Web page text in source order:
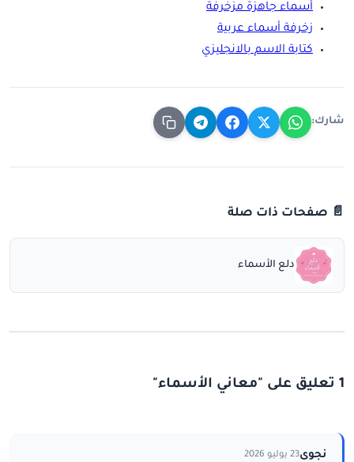
أسماء جاهزة مزخرفة
زخرفة أسماء عربية
كتابة الاسم بالانجليزي
شارك:
📄 صفحات ذات صلة
دلع الأسماء
1 تعليق على "معاني الأسماء"
نجوى23 يوليو 2026